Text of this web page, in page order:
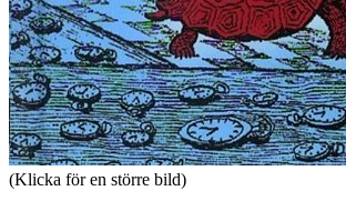
(Klicka för en större bild)